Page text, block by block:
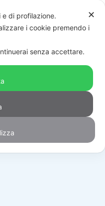
✕
di profilazione.
i cookie premendo i
senza accettare.